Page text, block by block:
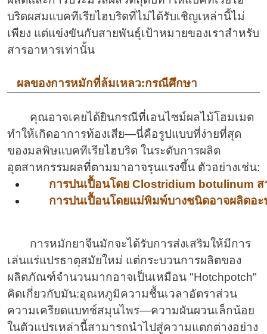
บริดผสมแบคทีเรียไฮบริดที่ไม่ได้รับเชิญเหล่านี้ไม่
เพียง แต่แข่งขันกับสายพันธุ์เป้าหมายของเราสำหรับ
สารอาหารเท่านั้น
ผลของการหมักที่ล้มเหลว:กรณีศึกษา
คุณอาจเคยได้ยินกรณีที่เอนไซม์ผลไม้โฮมเมด
ทำให้เกิดอาการท้องเสีย—นี่คือรูปแบบที่ง่ายที่สุด
ของมลพิษแบคทีเรียไฮบริด ในระดับการผลิต
อุตสาหกรรมผลที่ตามมาอาจรุนแรงขึ้น ตัวอย่างเช่น:
การปนเปื้อนโดย Clostridium botulinum
การปนเปื้อนโดยแม่พิมพ์บางชนิดอาจผลิตอ
การหมักยาจีนมักจะได้รับการส่งเสริมให้มีการ
เล่นแร่แปรธาตุสมัยใหม่ แต่กระบวนการผลิตของ
ผลิตภัณฑ์จำนวนมากอาจเป็นเหมือน "Hotchpotch"
คิดเกี่ยวกับมัน:อุณหภูมิความชื้นเวลาอัตราส่วน
ความเครียดแบทช์สมุนไพร—ความผันผวนเล็กน้อย
ในตัวแปรเหล่านี้สามารถนำไปสู่ความแตกต่างอย่าง